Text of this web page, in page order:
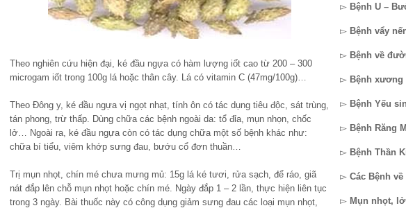
Theo nghiên cứu hiện đại, ké đầu ngựa có hàm lượng iốt cao từ 200 – 300
microgam iốt trong 100g lá hoặc thân cây. Lá có vitamin C (47mg/100g)…
Theo Đông y, ké đầu ngựa vị ngọt nhạt, tính ôn có tác dụng tiêu độc, sát trùng,
tán phong, trừ thấp. Dùng chữa các bệnh ngoài da: tổ đỉa, mụn nhọn, chốc
lở… Ngoài ra, ké đầu ngựa còn có tác dụng chữa một số bệnh khác như:
chữa bí tiểu, viêm khớp sưng đau, bướu cổ đơn thuần…
Trị mụn nhọt, chín mé chưa mưng mủ: 15g lá ké tươi, rửa sạch, để ráo, giã
nát đắp lên chỗ mụn nhọt hoặc chín mé. Ngày đắp 1 – 2 lần, thực hiện liên tục
trong 3 ngày. Bài thuốc này có công dụng giảm sưng đau các loại mụn nhọt,
▻ Bệnh U –
▻ Bệnh vẩy
▻ Bệnh về
▻ Bệnh xương
▻ Bệnh Yếu
▻ Bệnh Răng
▻ Bệnh Thần
▻ Các Bệnh về
▻ Mụn nhọt,